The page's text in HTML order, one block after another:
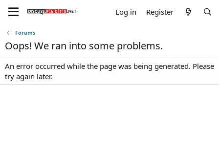
Log in Register
Forums
Oops! We ran into some problems.
An error occurred while the page was being generated. Please
try again later.